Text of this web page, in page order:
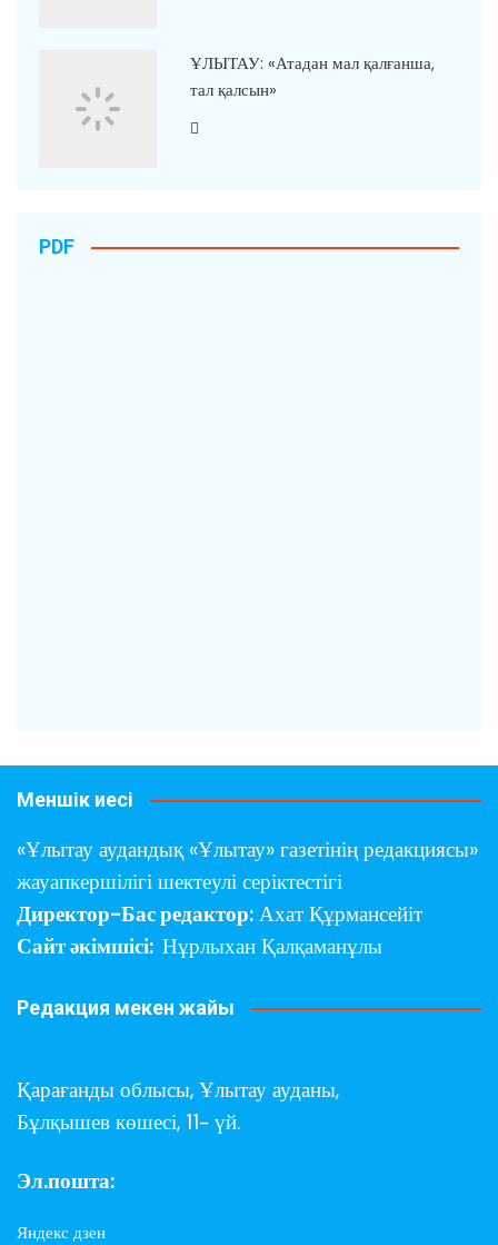
ҰЛЫТАУ: «Атадан мал қалғанша,
тал қалсын»
PDF
Меншік иесі
«Ұлытау аудандық «Ұлытау» газетінің редакциясы»
жауапкершілігі шектеулі серіктестігі
Директор-Бас редактор: Ахат Құрмансейіт
Сайт әкімшісі: Нұрлыхан Қалқаманұлы
Редакция мекен жайы
Қарағанды облысы, Ұлытау ауданы,
Бұлқышев көшесі, 11- үй.
Эл.пошта:
Яндекс дзен